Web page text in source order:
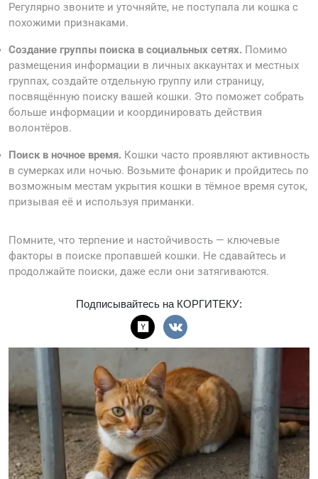
Регулярно звоните и уточняйте, не поступала ли кошка с
похожими признаками.
Создание группы поиска в социальных сетях. Помимо
размещения информации в личных аккаунтах и местных
группах, создайте отдельную группу или страницу,
посвящённую поиску вашей кошки. Это поможет собрать
больше информации и координировать действия
волонтёров.
Поиск в ночное время. Кошки часто проявляют активность
в сумерках или ночью. Возьмите фонарик и пройдитесь по
возможным местам укрытия кошки в тёмное время суток,
призывая её и используя приманки.
Помните, что терпение и настойчивость — ключевые
факторы в поиске пропавшей кошки. Не сдавайтесь и
продолжайте поиски, даже если они затягиваются.
Подписывайтесь на КОРГИТЕКУ: